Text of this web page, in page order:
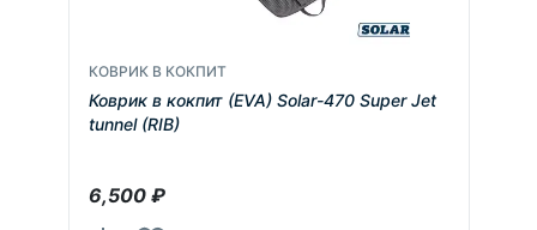
КОВРИК В КОКПИТ
Коврик в кокпит (EVA) Solar-470 Super Jet
tunnel (RIB)
6,500₽